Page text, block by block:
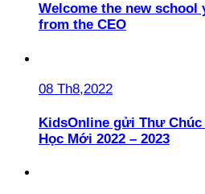
Welcome the new school
from the CEO
08 Th8,2022
KidsOnline gửi Thư
Học Mới 2022 – 2023